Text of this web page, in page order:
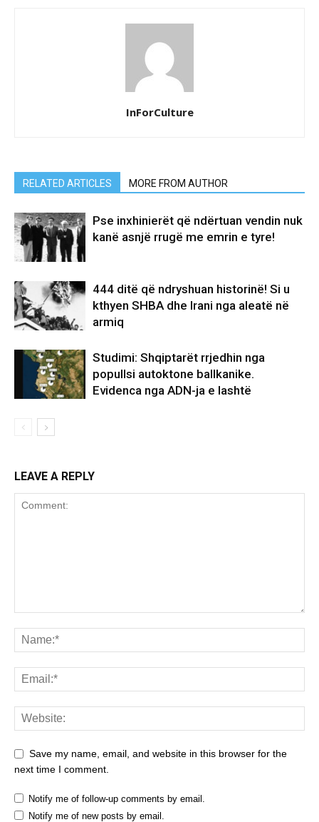
InForCulture
RELATED ARTICLES MORE FROM AUTHOR
Pse inxhinierët që ndërtuan vendin nuk
kanë asnjë rrugë me emrin e tyre!
444 ditë që ndryshuan historinë! Si u
kthyen SHBA dhe Irani nga aleatë në
armiq
Studimi: Shqiptarët rrjedhin nga
popullsi autoktone ballkanike.
Evidenca nga ADN-ja e lashtë
LEAVE A REPLY
Save my name, email, and website in this browser for the
next time I comment.
Notify me of follow-up comments by email.
Notify me of new posts by email.